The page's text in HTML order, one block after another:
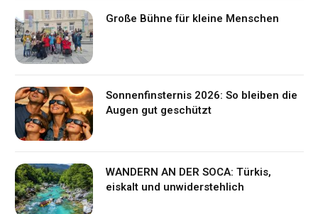
Große Bühne für kleine Menschen
Sonnenfinsternis 2026: So bleiben die
Augen gut geschützt
WANDERN AN DER SOCA: Türkis,
eiskalt und unwiderstehlich